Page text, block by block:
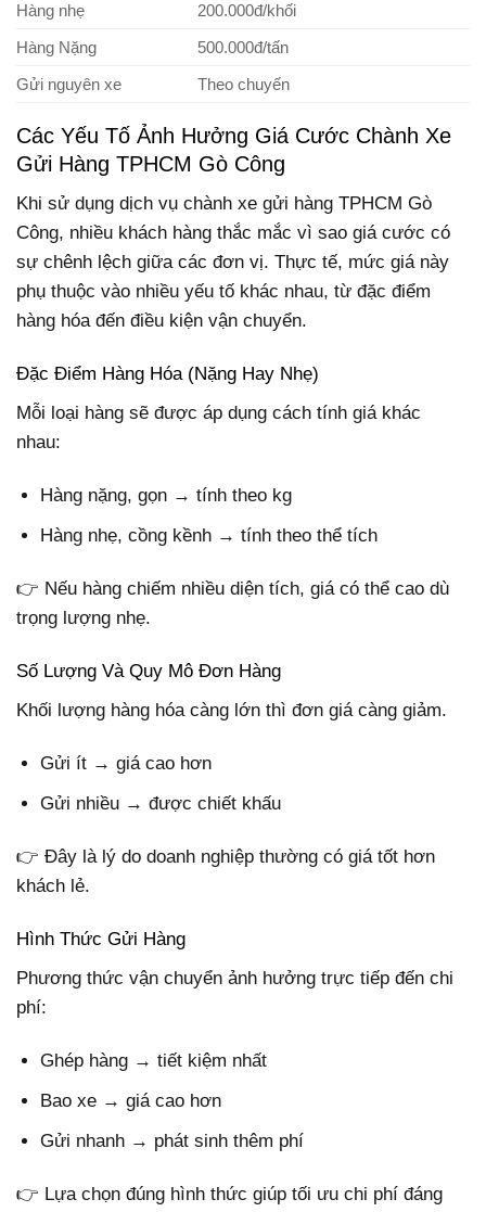
Hàng nhẹ
200.000đ/khối
Hàng Nặng
500.000đ/tấn
Gửi nguyên xe
Theo chuyến
Các Yếu Tố Ảnh Hưởng Giá Cước Chành Xe
Gửi Hàng TPHCM Gò Công
Khi sử dụng dịch vụ chành xe gửi hàng TPHCM Gò
Công, nhiều khách hàng thắc mắc vì sao giá cước có
sự chênh lệch giữa các đơn vị. Thực tế, mức giá này
phụ thuộc vào nhiều yếu tố khác nhau, từ đặc điểm
hàng hóa đến điều kiện vận chuyển.
Đặc Điểm Hàng Hóa (Nặng Hay Nhẹ)
Mỗi loại hàng sẽ được áp dụng cách tính giá khác
nhau:
Hàng nặng, gọn → tính theo kg
Hàng nhẹ, cồng kềnh → tính theo thể tích
👉 Nếu hàng chiếm nhiều diện tích, giá có thể cao dù
trọng lượng nhẹ.
Số Lượng Và Quy Mô Đơn Hàng
Khối lượng hàng hóa càng lớn thì đơn giá càng giảm.
Gửi ít → giá cao hơn
Gửi nhiều → được chiết khấu
👉 Đây là lý do doanh nghiệp thường có giá tốt hơn
khách lẻ.
Hình Thức Gửi Hàng
Phương thức vận chuyển ảnh hưởng trực tiếp đến chi
phí:
Ghép hàng → tiết kiệm nhất
Bao xe → giá cao hơn
Gửi nhanh → phát sinh thêm phí
👉 Lựa chọn đúng hình thức giúp tối ưu chi phí đáng